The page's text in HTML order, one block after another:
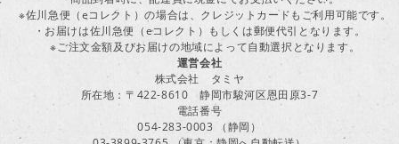
※佐川急便（eコレクト）の場合は、クレジットカードもご利用可能です。
・お届けは佐川急便（eコレクト）もしくは郵便代引となります。
※ご注文金額及びお届けの地域によって自動選択となります。
運営会社
株式会社 タミヤ
所在地：〒422-8610 静岡市駿河区恩田原3-7
電話番号
054-283-0003 （静岡）